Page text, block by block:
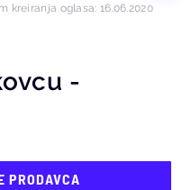
kreiranja oglasa: 16.06.2020
-
PRODAVCA